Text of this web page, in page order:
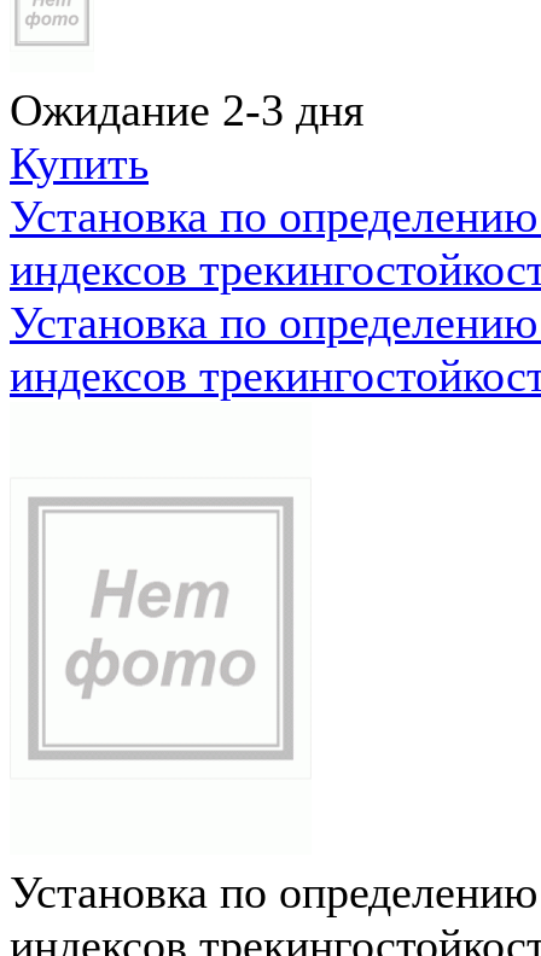
Ожидание 2-3 дня
Купить
Установка по
индексов
Установка по
индексов
Установка по
индексов